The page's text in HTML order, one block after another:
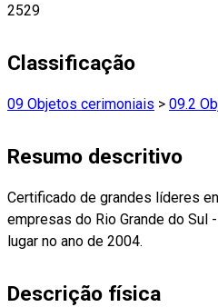
2529
Classificação
09 Objetos cerimoniais > 09.2
Resumo descritivo
Certificado de grandes líderes
empresas do Rio Grande do Sul
lugar no ano de 2004.
Descrição física